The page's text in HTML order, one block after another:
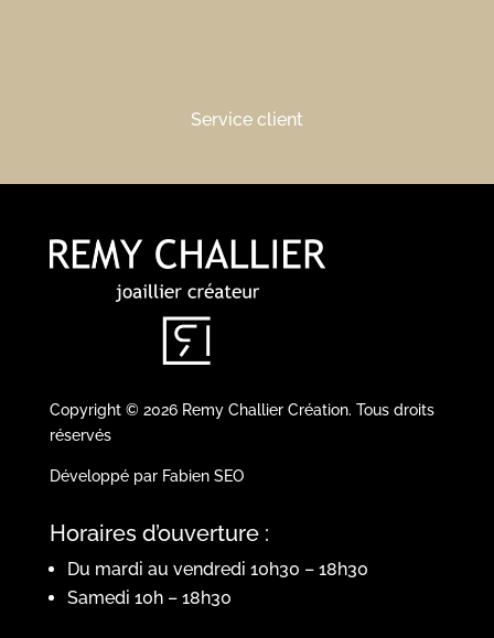
Service client
Copyright © 2026 Remy Challier Création. Tous droits
réservés
Développé par Fabien SEO
Horaires d’ouverture :
Du mardi au vendredi 10h30 – 18h30
Samedi 10h – 18h30